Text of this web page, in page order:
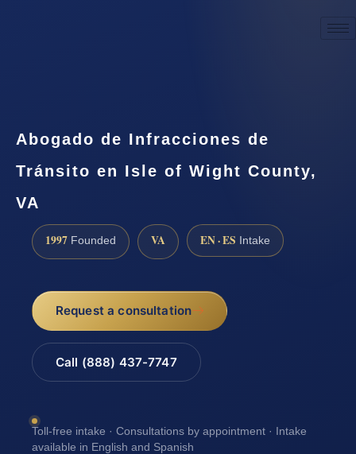
Abogado de Infracciones de
Tránsito en Isle of Wight County,
VA
1997 Founded VA EN · ES Intake
Request a consultation
Call (888) 437-7747
Toll-free intake · Consultations by appointment · Intake
available in English and Spanish